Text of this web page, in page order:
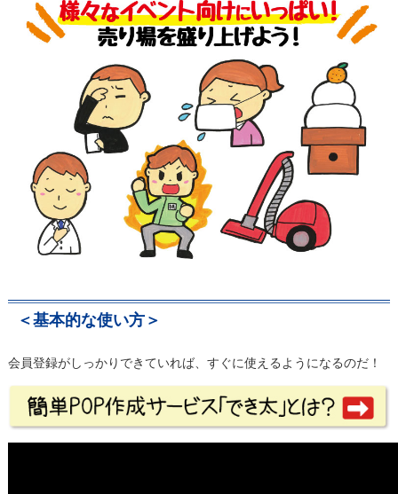
＜基本的な使い方＞
会員登録がしっかりできていれば、すぐに使えるようになるのだ！